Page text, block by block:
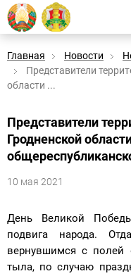
Главная Новости
Представители
области ...
Представители
Гродненской
10 мая 2021
День Великой
подвига народа.
вернувшимся с полей
тыла, по случаю